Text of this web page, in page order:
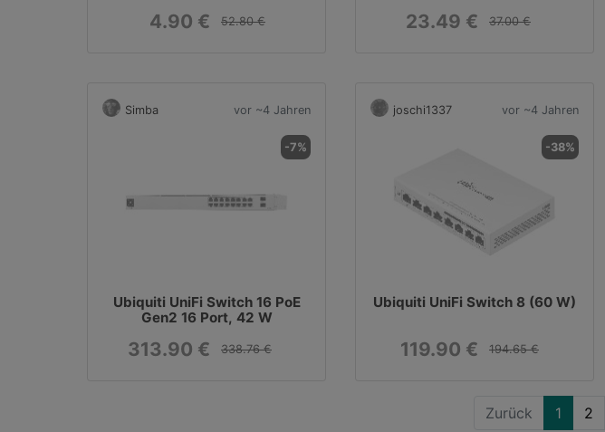
4.90 € 52.80 € 23.49 € 37.00 €
Simba vor ~4 Jahren
-7%
Ubiquiti UniFi Switch 16 PoE
Gen2 16 Port, 42 W
313.90 € 338.76 €
joschi1337 vor ~4 Jahren
-38%
Ubiquiti UniFi Switch 8 (60 W)
119.90 € 194.65 €
Zurück 1 2